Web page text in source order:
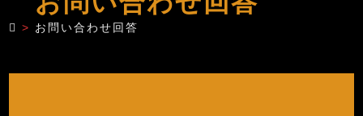
> お問い合わせ回答